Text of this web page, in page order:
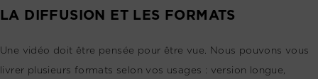
LA DIFFUSION ET LES FORMATS
Une vidéo doit être pensée pour être vue. Nous pouvons vous
livrer plusieurs formats selon vos usages : version longue,